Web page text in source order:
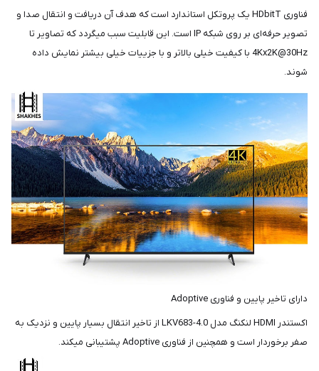
فناوری HDbitT یک پروتکل استاندارد است که هدف آن دریافت و انتقال صدا و
تصویر حرفه‌ای بر روی شبکه IP است. این قابلیت سبب میگردد که تصاویر تا
4Kx2K@30Hz با کیفیت خیلی بالاتر و با جزییات خیلی بیشتر نمایش داده
شوند.
دارای تاخیر پایین و فناوری Adoptive
اکستندر HDMI لنکنگ مدل LKV683-4.0 از تاخیر انتقال بسیار پایین و نزدیک به
صفر برخوردار است و همچنین از فناوری Adoptive پشتیبانی میکند.